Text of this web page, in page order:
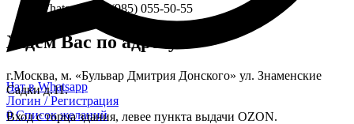
Чат в Whatsapp
Логин / Регистрация
0Список желаний
Whatsapp: +7 (985) 055-50-55
Ждём Вас по адресу:
г.Москва, м. «Бульвар Дмитрия Донского» ул. Знаменские
Садки д.11.
Вход с торца здания, левее пункта выдачи OZON.